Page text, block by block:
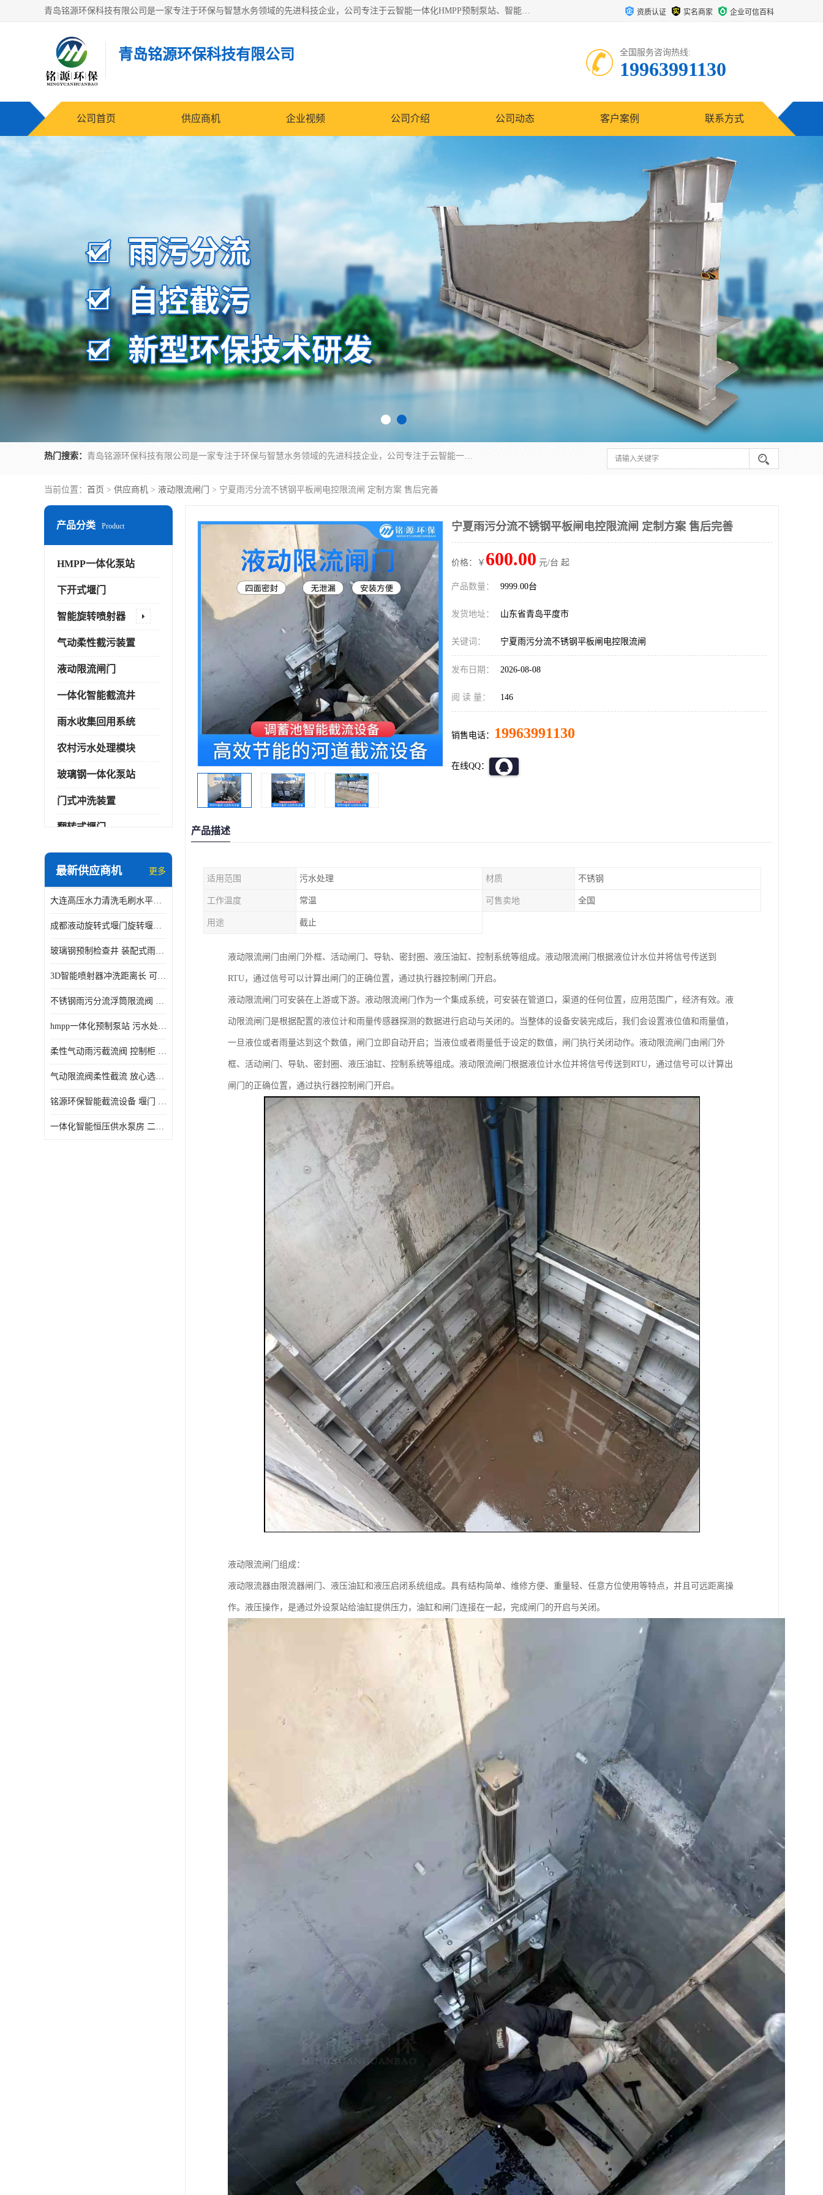
青岛铭源环保科技有限公司是一家专注于环保与智慧水务领域的先进科技企业，公司专注于云智能一体化HMPP预制泵站、智能截流井设备、调蓄池雨洪管理设备、水务循环利用、云智慧水务开发及新型环保技术研发等领域。 资质认证 实名商家 企业可信百科
青岛铭源环保科技有限公司 全国服务咨询热线:
19963991130
公司首页 供应商机 企业视频 公司介绍 公司动态 客户案例 联系方式
热门搜索： 青岛铭源环保科技有限公司是一家专注于环保与智慧水务领域的先进科技企业，公司专注于云智能一体化HMPP预制泵站、智能截流井设备、调蓄池雨洪管理设备、水务循环利用、云智慧水务开发及新型环保技术研发等领域。
当前位置： 首页 > 供应商机 > 液动限流闸门 > 宁夏雨污分流不锈钢平板闸电控限流闸 定制方案 售后完善
产品分类 Product
HMPP一体化泵站
下开式堰门
智能旋转喷射器
气动柔性截污装置
液动限流闸门
一体化智能截流井
雨水收集回用系统
农村污水处理模块
玻璃钢一体化泵站
门式冲洗装置
翻转式堰门
智能一体化雨水泵站
智能一体化供水泵房
智能一体化净水设备
最新供应商机 更多
大连高压水力清洗毛刷水平自清洁滚刷 水力自动冲洗系统 水力清洗
成都液动旋转式堰门旋转堰门 自动控制 SUS304
玻璃钢预制检查井 装配式雨水污水井 初期弃流井 源头厂家
3D智能喷射器冲洗距离长 可270度旋转 高强度水压远距离喷洗
不锈钢雨污分流浮筒限流阀 DN150-DN1000 品质可信
hmpp一体化预制泵站 污水处理系统 乡镇学校市政排水 厂家供应
柔性气动雨污截流阀 控制柜 远程控制安全性高检修方便
气动限流阀柔性截流 放心选购 控源截污铭源环保
铭源环保智能截流设备 堰门 铸铁调节闸门作用 源头商家 可定制
一体化智能恒压供水泵房 二次加压供水设备户外智慧泵房
宁夏雨污分流不锈钢平板闸电控限流闸 定制方案 售后完善
价格：￥ 600.00 元/台 起
产品数量： 9999.00台
发货地址： 山东省青岛平度市
关键词： 宁夏雨污分流不锈钢平板闸电控限流闸
发布日期： 2026-08-08
阅 读 量： 146
销售电话： 19963991130
在线QQ：
产品描述
适用范围 污水处理 材质 不锈钢
工作温度 常温 可售卖地 全国
用途 截止
液动限流闸门由闸门外框、活动闸门、导轨、密封圈、液压油缸、控制系统等组成。液动限流闸门根据液位计水位并将信号传送到
RTU，通过信号可以计算出闸门的正确位置，通过执行器控制闸门开启。
液动限流闸门可安装在上游或下游。液动限流闸门作为一个集成系统，可安装在管道口，渠道的任何位置，应用范围广，经济有效。液
动限流闸门是根据配置的液位计和雨量传感器探测的数据进行启动与关闭的。当整体的设备安装完成后，我们会设置液位值和雨量值，
一旦液位或者雨量达到这个数值，闸门立即自动开启；当液位或者雨量低于设定的数值，闸门执行关闭动作。液动限流闸门由闸门外
框、活动闸门、导轨、密封圈、液压油缸、控制系统等组成。液动限流闸门根据液位计水位并将信号传送到RTU，通过信号可以计算出
闸门的正确位置，通过执行器控制闸门开启。
液动限流闸门组成：
液动限流器由限流器闸门、液压油缸和液压启闭系统组成。具有结构简单、维修方便、重量轻、任意方位使用等特点，并且可远距离操
作。液压操作，是通过外设泵站给油缸提供压力，油缸和闸门连接在一起，完成闸门的开启与关闭。